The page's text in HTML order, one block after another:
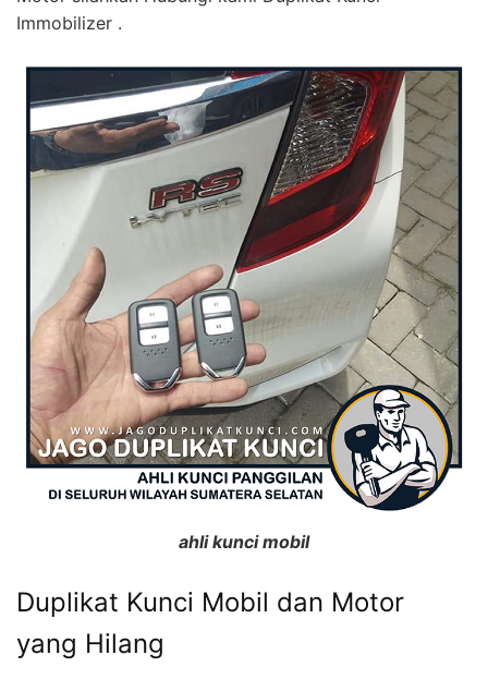
Immobilizer .
ahli kunci mobil
Duplikat Kunci Mobil dan Motor
yang Hilang